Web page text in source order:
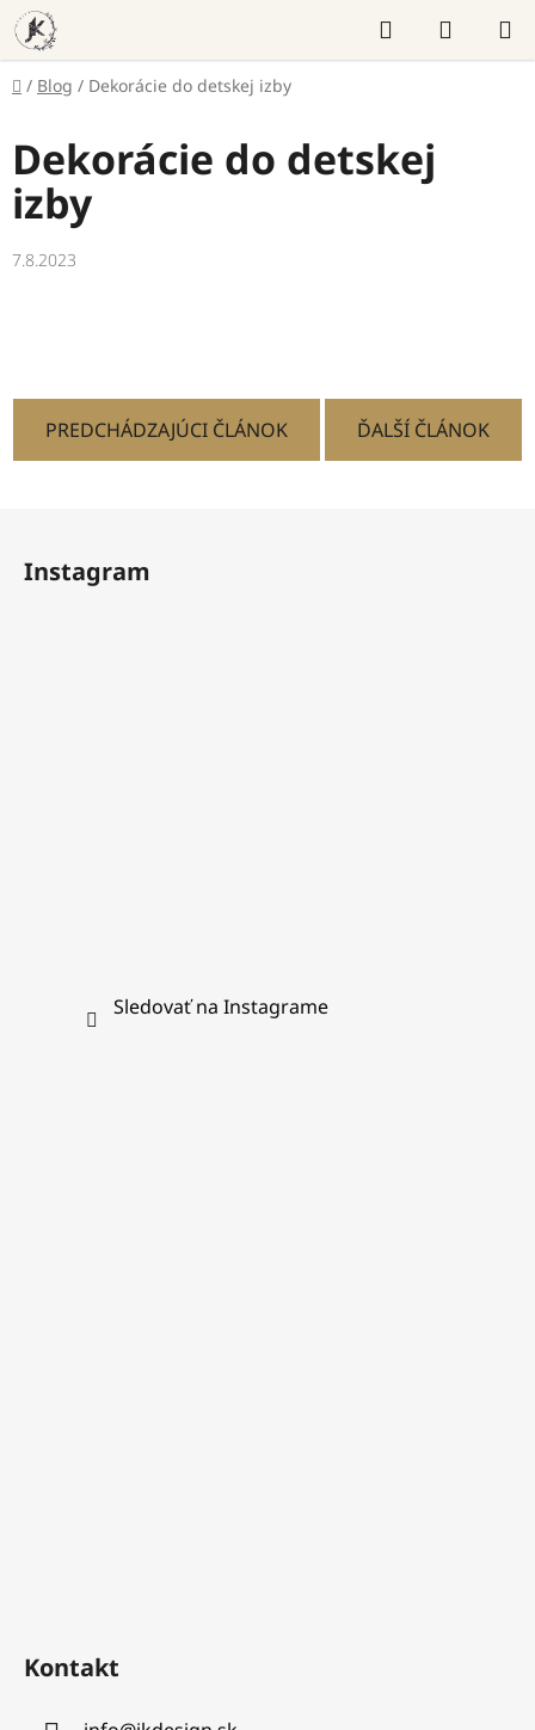
Prejsť
na
obsah
Hľadať
KOŠÍK
Domov
/ Blog / Dekorácie do detskej izby
Dekorácie do detskej
izby
7.8.2023
PREDCHÁDZAJÚCI ČLÁNOK ĎALŠÍ ČLÁNOK
Instagram
Sledovať na Instagrame
Kontakt